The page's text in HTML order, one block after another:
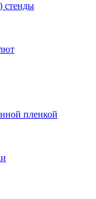
стенды
пленкой